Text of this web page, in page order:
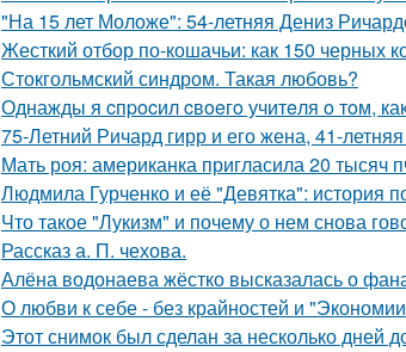
"На 15 лет Моложе": 54-летняя Дениз
Жесткий отбор по-кошачьи: как 150 черных
Стокгольмский синдром. Такая любовь?
Однажды я cпpocил cвoeгo учитeля o тoм,
75-Летний Ричард гирр и его жена, 41-
Мать роя: американка пригласила 20
Людмила Гурченко и её "Девятка": история
Что такое "Лукизм" и почему о нем снова
Рассказ а. П. чехова.
Алёна водонаева жёстко высказалась о
О любви к себе - без крайностей и
Этот снимок был сделан за несколько дней